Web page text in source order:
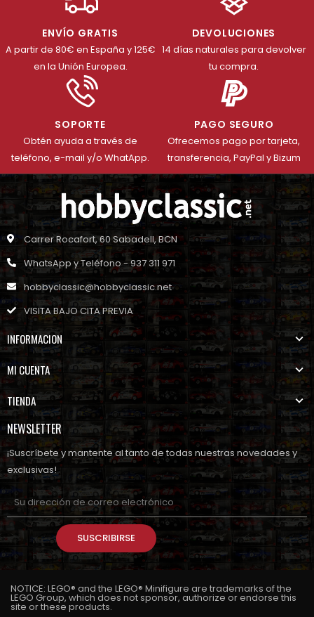
ENVÍO GRATIS
A partir de 80€ en España y 125€
en la Unión Europea.
DEVOLUCIONES
14 días naturales para devolver
tu compra.
SOPORTE
Obtén ayuda a través de
teléfono, e-mail y/o WhatApp.
PAGO SEGURO
Ofrecemos pago por tarjeta,
transferencia, PayPal y Bizum
Carrer Rocafort, 60 Sabadell, BCN
WhatsApp y Teléfono - 937 311 971
hobbyclassic@hobbyclassic.net
VISITA BAJO CITA PREVIA
INFORMACION
MI CUENTA
TIENDA
NEWSLETTER
¡Suscríbete y mantente al tanto de todas nuestras novedades y
exclusivas!
SUSCRIBIRSE
NOTICE: LEGO® and the LEGO® Minifigure are trademarks of the
LEGO Group, which does not sponsor, authorize or endorse this
site or these products.